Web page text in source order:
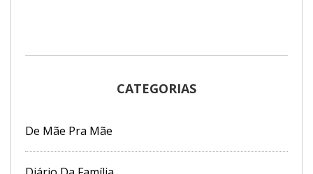
CATEGORIAS
De Mãe Pra Mãe